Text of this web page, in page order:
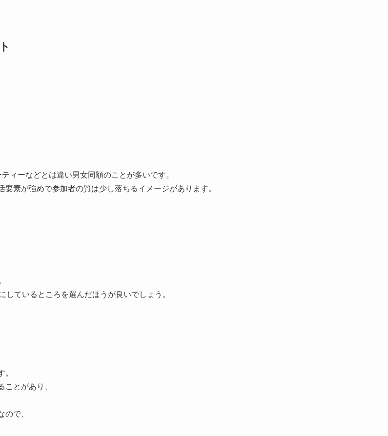
ィーなどとは違い男女同額のことが多いです。
素が強めで参加者の質は少し落ちるイメージがあります。
ているところを選んだほうが良いでしょう。
。
とがあり、
で、